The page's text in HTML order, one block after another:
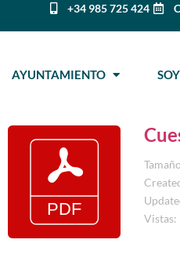
+34 985 725 424
AYUNTAMIENTO
Vistas: